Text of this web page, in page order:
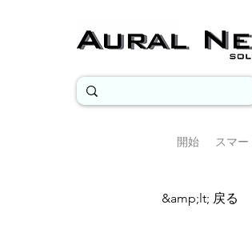
開始 スマー
&amp;lt; 戻る